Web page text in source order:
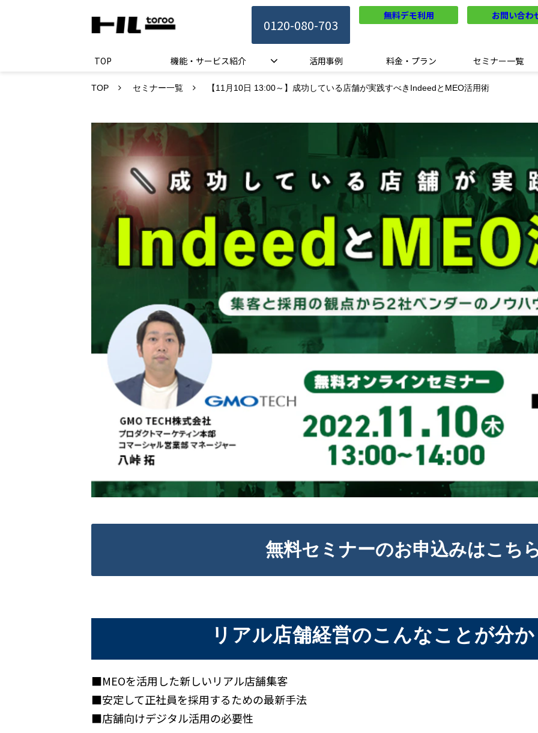
0120-080-703
無料デモ利用 お問い合わ
TOP 機能・サービス紹介 活用事例 料金・プラン セミナー一覧
TOP セミナー一覧 【11月10日 13:00～】成功している店舗が実践すべきIndeedとMEO活用術
無料セミナーのお申込みはこち
リアル店舗経営のこんなことが分
■MEOを活用した新しいリアル店舗集客
■安定して正社員を採用するための最新手法
■店舗向けデジタル活用の必要性